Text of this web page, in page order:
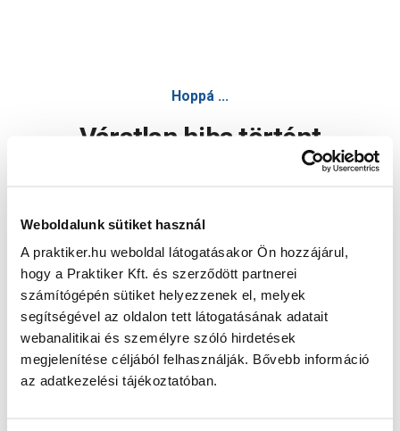
Weboldalunk sütiket használ
A praktiker.hu weboldal látogatásakor Ön hozzájárul,
hogy a Praktiker Kft. és szerződött partnerei
számítógépén sütiket helyezzenek el, melyek
segítségével az oldalon tett látogatásának adatait
webanalitikai és személyre szóló hirdetések
megjelenítése céljából felhasználják. Bővebb információ
az adatkezelési tájékoztatóban.
Hoppá ...
Váratlan hiba történt
Oldal újratöltése